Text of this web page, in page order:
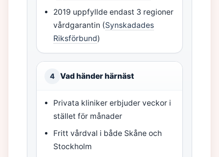
2019 uppfyllde endast 3 regioner
vårdgarantin (Synskadades
Riksförbund)
4 Vad händer härnäst
Privata kliniker erbjuder veckor i
stället för månader
Fritt vårdval i både Skåne och
Stockholm